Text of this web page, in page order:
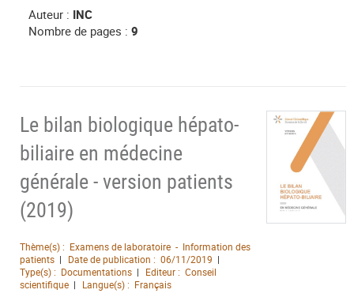
Auteur : INC
Nombre de pages : 9
Le bilan biologique hépato-
biliaire en médecine
générale - version patients
(2019)
Thème(s) : Examens de laboratoire - Information des
patients
Date de publication : 06/11/2019
Type(s) : Documentations Editeur : Conseil
scientifique
Langue(s) : Français